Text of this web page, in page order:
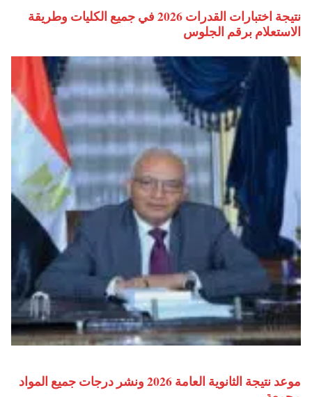
نتيجة اختبارات القدرات 2026 في جميع الكليات وطريقة
الاستعلام برقم الجلوس
موعد نتيجة الثانوية العامة 2026 ونشر درجات جميع المواد